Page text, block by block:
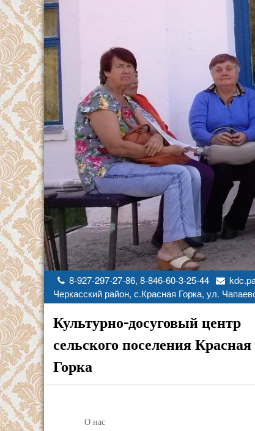
Перейти
к
содержимому
8-927-297-27-86, 8-846-60-3-25-44
Черкасский район, с.Красная Горка, ул.
Культурно-досуговый центр
сельского поселения Красная
Горка
О нас